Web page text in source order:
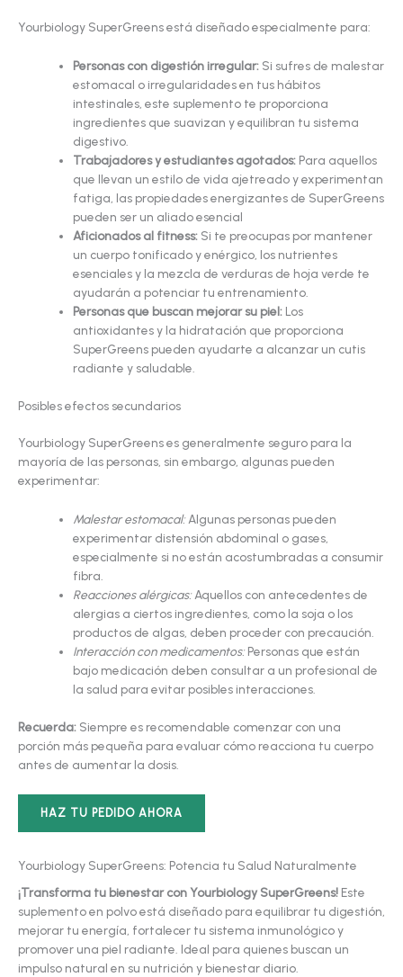
Yourbiology SuperGreens está diseñado especialmente para:
Personas con digestión irregular: Si sufres de malestar
estomacal o irregularidades en tus hábitos
intestinales, este suplemento te proporciona
ingredientes que suavizan y equilibran tu sistema
digestivo.
Trabajadores y estudiantes agotados: Para aquellos
que llevan un estilo de vida ajetreado y experimentan
fatiga, las propiedades energizantes de SuperGreens
pueden ser un aliado esencial
Aficionados al fitness: Si te preocupas por mantener
un cuerpo tonificado y enérgico, los nutrientes
esenciales y la mezcla de verduras de hoja verde te
ayudarán a potenciar tu entrenamiento.
Personas que buscan mejorar su piel: Los
antioxidantes y la hidratación que proporciona
SuperGreens pueden ayudarte a alcanzar un cutis
radiante y saludable.
Posibles efectos secundarios
Yourbiology SuperGreens es generalmente seguro para la
mayoría de las personas, sin embargo, algunas pueden
experimentar:
Malestar estomacal:Algunas personas pueden
experimentar distensión abdominal o gases,
especialmente si no están acostumbradas a consumir
fibra.
Reacciones alérgicas:Aquellos con antecedentes de
alergias a ciertos ingredientes, como la soja o los
productos de algas, deben proceder con precaución.
Interacción con medicamentos:Personas que están
bajo medicación deben consultar a un profesional de
la salud para evitar posibles interacciones.
Recuerda: Siempre es recomendable comenzar con una
porción más pequeña para evaluar cómo reacciona tu cuerpo
antes de aumentar la dosis.
HAZ TU PEDIDO AHORA
Yourbiology SuperGreens: Potencia tu Salud Naturalmente
¡Transforma tu bienestar con Yourbiology SuperGreens! Este
suplemento en polvo está diseñado para equilibrar tu digestión,
mejorar tu energía, fortalecer tu sistema inmunológico y
promover una piel radiante. Ideal para quienes buscan un
impulso natural en su nutrición y bienestar diario.